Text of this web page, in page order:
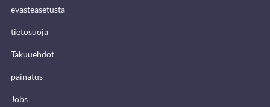
evästeasetusta
tietosuoja
Takuuehdot
painatus
Jobs